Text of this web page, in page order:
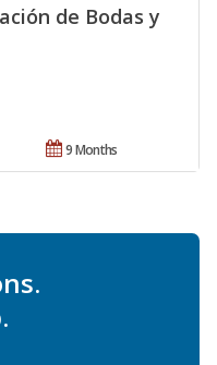
de Bodas y
9 Months